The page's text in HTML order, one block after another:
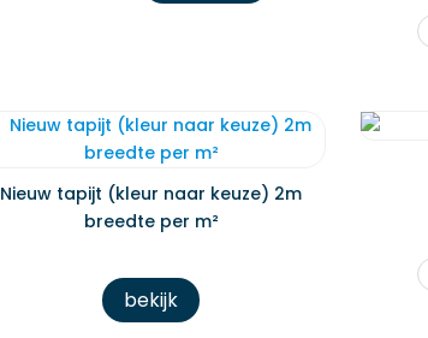
Nieuw tapijt (kleur naar keuze) 2m
breedte per m²
bekijk